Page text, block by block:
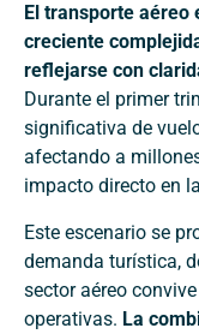
El transporte aéreo
creciente
reflejarse con
Durante el primer
significativa de
afectando a
impacto directo en
Este escenario se
demanda turística,
sector aéreo
operativas. La